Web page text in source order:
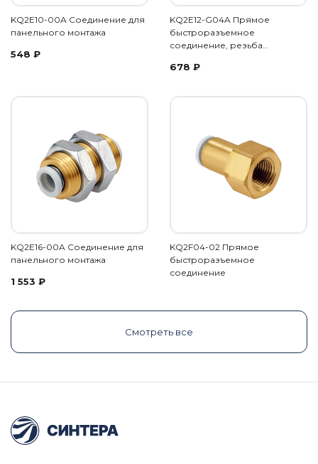
KQ2E10-00A Соединение для
панельного монтажа
548 ₽
KQ2E12-G04A Прямое
быстроразъемное
соединение, резьба…
678 ₽
KQ2E16-00A Соединение для
панельного монтажа
1 553 ₽
KQ2F04-02 Прямое
быстроразъемное
соединение
Смотреть все